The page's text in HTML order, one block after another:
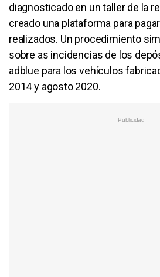
diagnosticado en un taller de la
creado una plataforma para
realizados. Un procedimiento
sobre as incidencias de los
adblue para los vehículos
2014 y agosto 2020.